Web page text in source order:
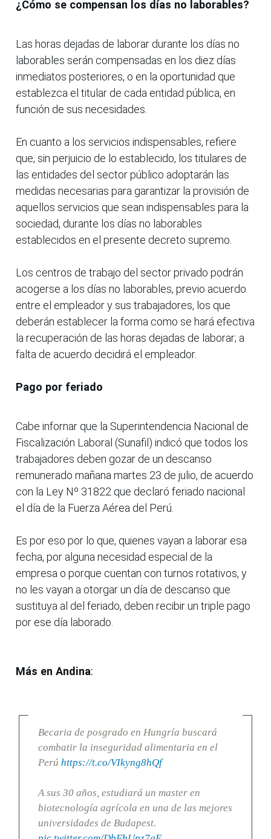
¿Cómo se compensan los días no laborables?
Las horas dejadas de laborar durante los días no
laborables serán compensadas en los diez días
inmediatos posteriores, o en la oportunidad que
establezca el titular de cada entidad pública, en
función de sus necesidades.
En cuanto a los servicios indispensables, refiere
que, sin perjuicio de lo establecido, los titulares de
las entidades del sector público adoptarán las
medidas necesarias para garantizar la provisión de
aquellos servicios que sean indispensables para la
sociedad, durante los días no laborables
establecidos en el presente decreto supremo.
Los centros de trabajo del sector privado podrán
acogerse a los días no laborables, previo acuerdo
entre el empleador y sus trabajadores, los que
deberán establecer la forma como se hará efectiva
la recuperación de las horas dejadas de laborar; a
falta de acuerdo decidirá el empleador.
Pago por feriado
Cabe infornar que la Superintendencia Nacional de
Fiscalización Laboral (Sunafil) indicó que todos los
trabajadores deben gozar de un descanso
remunerado mañana martes 23 de julio, de acuerdo
con la Ley Nº 31822 que declaró feriado nacional
el día de la Fuerza Aérea del Perú.
Es por eso por lo que, quienes vayan a laborar esa
fecha, por alguna necesidad especial de la
empresa o porque cuentan con turnos rotativos, y
no les vayan a otorgar un día de descanso que
sustituya al del feriado, deben recibir un triple pago
por ese día laborado.
Más en Andina:
Becaria de posgrado en Hungría buscará
combatir la inseguridad alimentaria en el
Perú https://t.co/VIkyng8hQf
A sus 30 años, estudiará un master en
biotecnología agrícola en una de las mejores
universidades de Budapest.